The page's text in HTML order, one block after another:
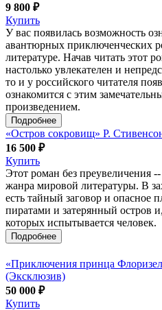
9 800 ₽
Купить
У вас появилась возможность
авантюрных приключенческих
литературе. Начав читать этот
настолько увлекателен и
то и у российского читателя
ознакомится с этим
произведением.
Подробнее
«Остров сокровищ» Р.
16 500 ₽
Купить
Этот роман без преувеличения
жанра мировой литературы. В
есть тайный заговор и опасное
пиратами и затерянный остров
которых испытывается человек.
Подробнее
«Приключения принца
(Эксклюзив)
50 000 ₽
Купить